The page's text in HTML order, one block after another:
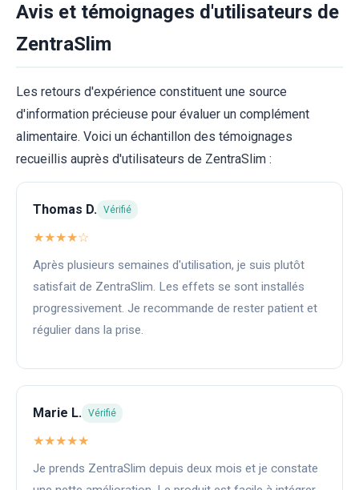
Avis et témoignages d'utilisateurs de
ZentraSlim
Les retours d'expérience constituent une source
d'information précieuse pour évaluer un complément
alimentaire. Voici un échantillon des témoignages
recueillis auprès d'utilisateurs de ZentraSlim :
Thomas D. Vérifié
★★★★☆
Après plusieurs semaines d'utilisation, je suis plutôt
satisfait de ZentraSlim. Les effets se sont installés
progressivement. Je recommande de rester patient et
régulier dans la prise.
Marie L. Vérifié
★★★★★
Je prends ZentraSlim depuis deux mois et je constate